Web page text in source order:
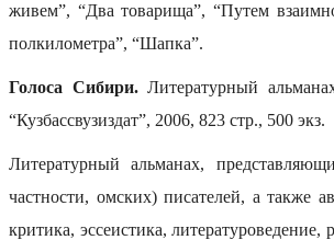
живем”, “Два товарища”, “Путем
полкилометра”, “Шапка”.
Голоса Сибири.Литературный
“Кузбассвузиздат”, 2006, 823 стр., 500 экз.
Литературный альманах,
частности, омских) писателей, а также
критика, эссеистика,